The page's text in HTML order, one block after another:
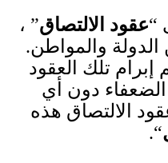
“عقود الالتصاق” ،
الدولة والمواطن.
تلك العقود
دون أي
الالتصاق هذه
“.